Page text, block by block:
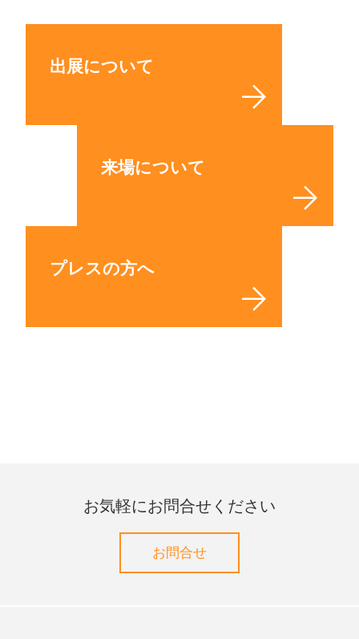
出展について
来場について
プレスの方へ
お気軽にお問合せください
お問合せ